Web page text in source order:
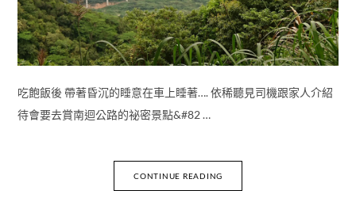
吃飽飯後 帶著昏沉的睡意在車上睡著…. 依稀聽見司機跟家人介紹
待會要去賞南迴公路的祕密景點&#82 …
CONTINUE READING